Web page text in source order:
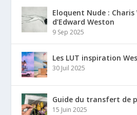
Eloquent Nude : Charis
d’Edward Weston
9 Sep 2025
Les LUT inspiration
30 Juil 2025
Guide du transfert de
15 Juin 2025